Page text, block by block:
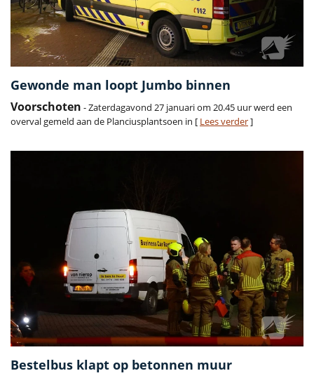
Gewonde man loopt Jumbo binnen
Voorschoten - Zaterdagavond 27 januari om 20.45 uur werd een
overval gemeld aan de Planciusplantsoen in [ Lees verder]
Bestelbus klapt op betonnen muur